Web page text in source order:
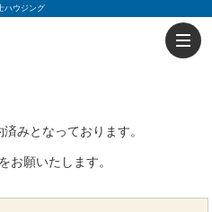
ハウジング
みとなっております。
お願いたします。